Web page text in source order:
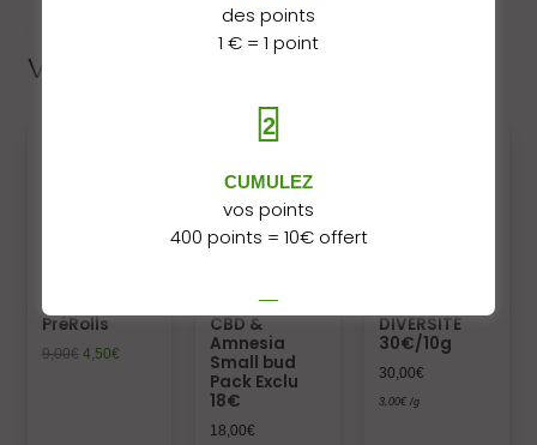
Vous pourriez aussi aimer…
Coffret 4
PréRolls
9,00€ 4,50€
Mory Kush
CBD &
Amnesia
Small bud
Pack Exclu
18€
18,00€
DIVERSITÉ
30€/10g
30,00€
3,00€ /g
des points
1 € = 1 point
2
CUMULEZ
vos points
400 points = 10€ offert
3
DÉPENSEZ
vos points
en ligne